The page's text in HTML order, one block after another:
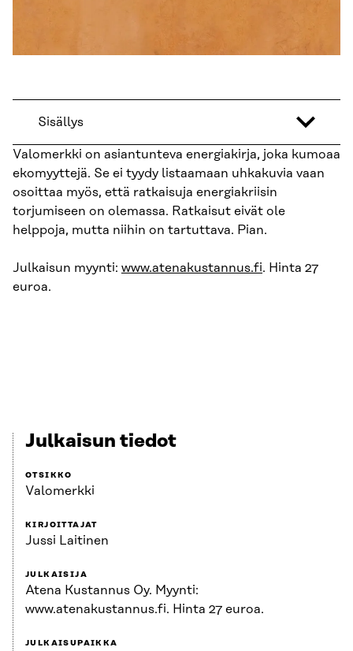
Sisällys
Valomerkki on asiantunteva energiakirja, joka kumoaa
ekomyyttejä. Se ei tyydy listaamaan uhkakuvia vaan
osoittaa myös, että ratkaisuja energiakriisin
torjumiseen on olemassa. Ratkaisut eivät ole
helppoja, mutta niihin on tartuttava. Pian.
Julkaisun myynti: www.atenakustannus.fi. Hinta 27
euroa.
Julkaisun tiedot
OTSIKKO
Valomerkki
KIRJOITTAJAT
Jussi Laitinen
JULKAISIJA
Atena Kustannus Oy. Myynti:
www.atenakustannus.fi. Hinta 27 euroa.
JULKAISUPAIKKA